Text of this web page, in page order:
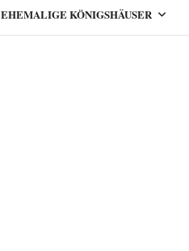
EHEMALIGE KÖNIGSHÄUSER